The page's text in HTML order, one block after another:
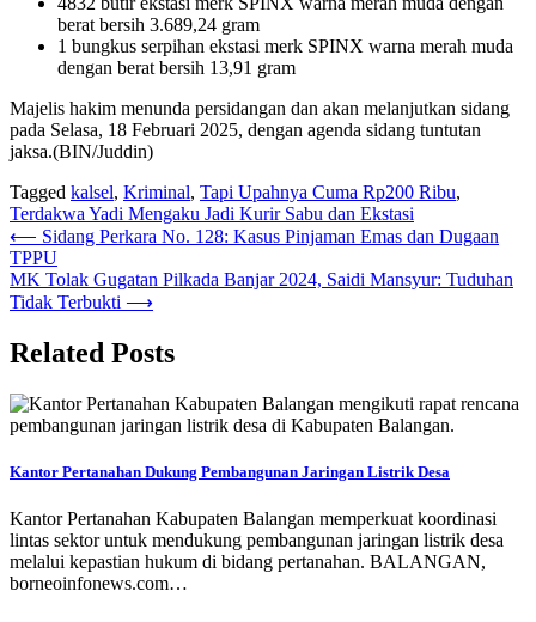
berat bersih 3.689,24 gram
1 bungkus serpihan ekstasi merk SPINX warna merah muda
dengan berat bersih 13,91 gram
Majelis hakim menunda persidangan dan akan melanjutkan sidang
pada Selasa, 18 Februari 2025, dengan agenda sidang tuntutan
jaksa.(BIN/Juddin)
Tagged kalsel, Kriminal, Tapi Upahnya Cuma Rp200 Ribu,
Terdakwa Yadi Mengaku Jadi Kurir Sabu dan Ekstasi
Navigasi
pos
⟵ Sidang Perkara No. 128: Kasus Pinjaman Emas dan Dugaan
TPPU
MK Tolak Gugatan Pilkada Banjar 2024, Saidi Mansyur: Tuduhan
Tidak Terbukti ⟶
Related Posts
Kantor Pertanahan Dukung Pembangunan Jaringan Listrik Desa
Kantor Pertanahan Kabupaten Balangan memperkuat koordinasi
lintas sektor untuk mendukung pembangunan jaringan listrik desa
melalui kepastian hukum di bidang pertanahan. BALANGAN,
borneoinfonews.com…